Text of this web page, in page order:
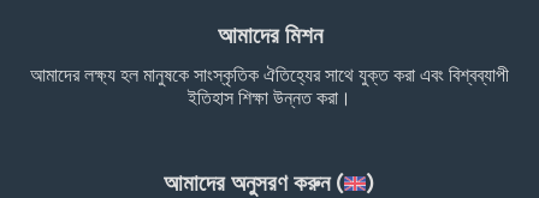
আমাদের মিশন
আমাদের লক্ষ্য হল মানুষকে সাংস্কৃতিক ঐতিহ্যের সাথে যুক্ত করা এবং বিশ্বব্যাপী
ইতিহাস শিক্ষা উন্নত করা।
আমাদের অনুসরণ করুন ( )